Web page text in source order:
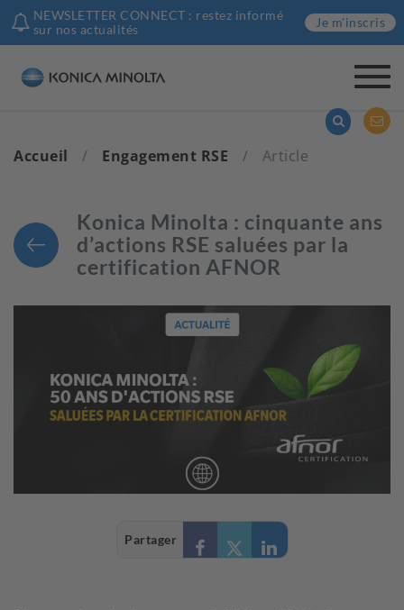
NEWSLETTER CONNECT : restez informé
sur nos actualités
Je m'inscris
Accueil / Engagement RSE / Article
Konica Minolta : cinquante ans
d’actions RSE saluées par la
certification AFNOR
Partager